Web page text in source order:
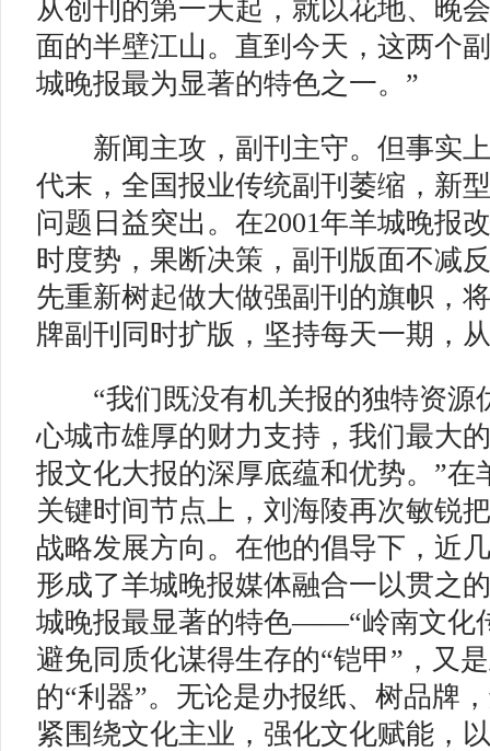
从创刊的第一天起，就以花地、晚
面的半壁江山。直到今天，这两个
城晚报最为显著的特色之一。”
新闻主攻，副刊主守。但事实上
代末，全国报业传统副刊萎缩，新
问题日益突出。在2001年羊城晚报
时度势，果断决策，副刊版面不减
先重新树起做大做强副刊的旗帜，
牌副刊同时扩版，坚持每天一期，
“我们既没有机关报的独特资源
心城市雄厚的财力支持，我们最大
报文化大报的深厚底蕴和优势。”在
关键时间节点上，刘海陵再次敏锐
战略发展方向。在他的倡导下，近
形成了羊城晚报媒体融合一以贯之
城晚报最显著的特色——“岭南文化
避免同质化谋得生存的“铠甲”，又
的“利器”。无论是办报纸、树品牌
紧围绕文化主业，强化文化赋能，